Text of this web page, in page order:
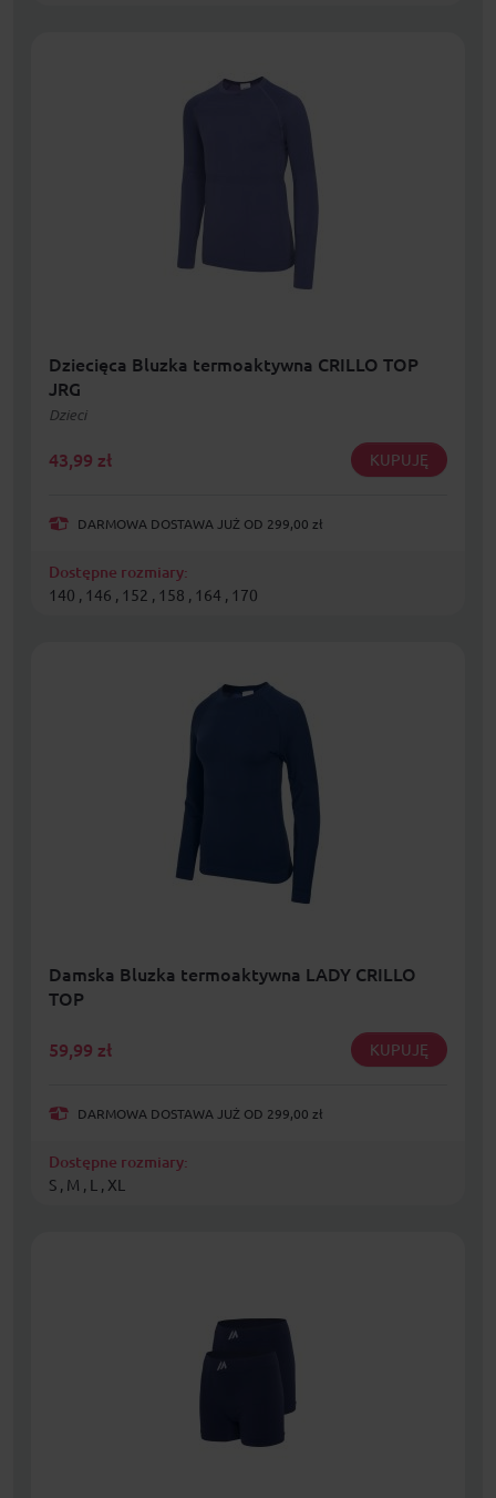
Dziecięca Bluzka termoaktywna CRILLO TOP
JRG
Dzieci
43,99 zł KUPUJĘ
DARMOWA DOSTAWA JUŻ OD 299,00 zł
Dostępne rozmiary:
140 , 146 , 152 , 158 , 164 , 170
Damska Bluzka termoaktywna LADY CRILLO
TOP
59,99 zł KUPUJĘ
DARMOWA DOSTAWA JUŻ OD 299,00 zł
Dostępne rozmiary:
S , M , L , XL